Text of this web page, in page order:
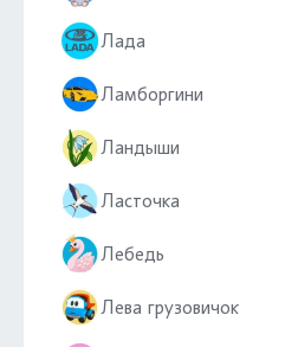
Лада
Ламборгини
Ландыши
Ласточка
Лебедь
Лева грузовичок